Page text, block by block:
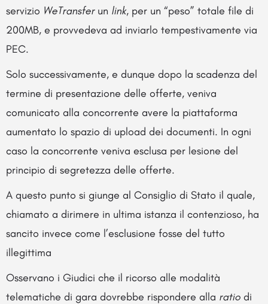
servizio WeTransferun link, per un “peso” totale file di
200MB, e provvedeva ad inviarlo tempestivamente via
PEC.
Solo successivamente, e dunque dopo la scadenza del
termine di presentazione delle offerte, veniva
comunicato alla concorrente avere la piattaforma
aumentato lo spazio di upload dei documenti. In ogni
caso la concorrente veniva esclusa per lesione del
principio di segretezza delle offerte.
A questo punto si giunge al Consiglio di Stato il quale,
chiamato a dirimere in ultima istanza il contenzioso, ha
sancito invece come l’esclusione fosse del tutto
illegittima
Osservano i Giudici che il ricorso alle modalità
telematiche di gara dovrebbe rispondere alla ratio di